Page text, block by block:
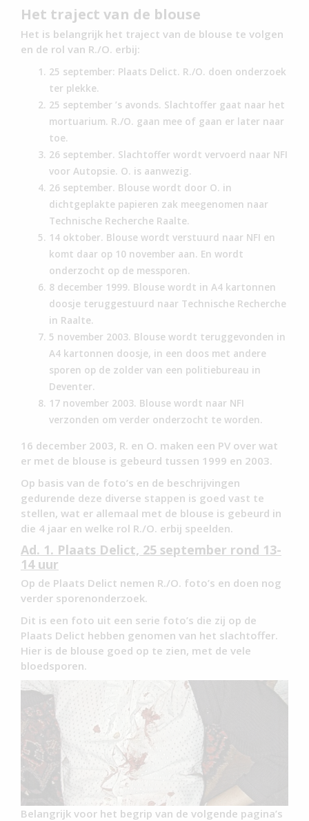
Het traject van de blouse
Het is belangrijk het traject van de blouse te volgen
en de rol van R./O. erbij:
25 september: Plaats Delict. R./O. doen onderzoek
ter plekke.
25 september ’s avonds. Slachtoffer gaat naar het
mortuarium. R./O. gaan mee of gaan er later naar
toe.
26 september. Slachtoffer wordt vervoerd naar NFI
voor Autopsie. O. is aanwezig.
26 september. Blouse wordt door O. in
dichtgeplakte papieren zak meegenomen naar
Technische Recherche Raalte.
14 oktober. Blouse wordt verstuurd naar NFI en
komt daar op 10 november aan. En wordt
onderzocht op de messporen.
8 december 1999. Blouse wordt in A4 kartonnen
doosje teruggestuurd naar Technische Recherche
in Raalte.
5 november 2003. Blouse wordt teruggevonden in
A4 kartonnen doosje, in een doos met andere
sporen op de zolder van een politiebureau in
Deventer.
17 november 2003. Blouse wordt naar NFI
verzonden om verder onderzocht te worden.
16 december 2003, R. en O. maken een PV over wat
er met de blouse is gebeurd tussen 1999 en 2003.
Op basis van de foto’s en de beschrijvingen
gedurende deze diverse stappen is goed vast te
stellen, wat er allemaal met de blouse is gebeurd in
die 4 jaar en welke rol R./O. erbij speelden.
Ad. 1. Plaats Delict, 25 september rond 13-
14 uur
Op de Plaats Delict nemen R./O. foto’s en doen nog
verder sporenonderzoek.
Dit is een foto uit een serie foto’s die zij op de
Plaats Delict hebben genomen van het slachtoffer.
Hier is de blouse goed op te zien, met de vele
bloedsporen.
Belangrijk voor het begrip van de volgende pagina’s